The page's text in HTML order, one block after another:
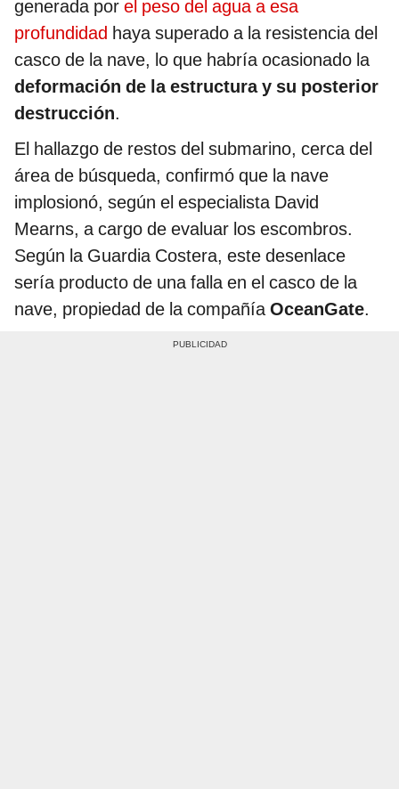
generada por el peso del agua a esa
profundidad haya superado a la resistencia del
casco de la nave, lo que habría ocasionado la
deformación de la estructura y su posterior
destrucción.
El hallazgo de restos del submarino, cerca del
área de búsqueda, confirmó que la nave
implosionó, según el especialista David
Mearns, a cargo de evaluar los escombros.
Según la Guardia Costera, este desenlace
sería producto de una falla en el casco de la
nave, propiedad de la compañíaOceanGate.